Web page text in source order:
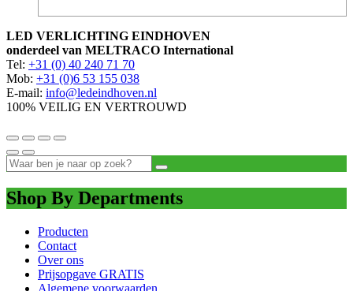
LED VERLICHTING EINDHOVEN
onderdeel van MELTRACO International
Tel: +31 (0) 40 240 71 70
Mob: +31 (0)6 53 155 038
E-mail: info@ledeindhoven.nl
100% VEILIG EN VERTROUWD
Shop By Departments
Producten
Contact
Over ons
Prijsopgave GRATIS